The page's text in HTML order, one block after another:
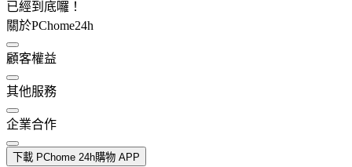
已經到底囉！
關於PChome24h
顧客權益
其他服務
企業合作
下載 PChome 24h購物 APP